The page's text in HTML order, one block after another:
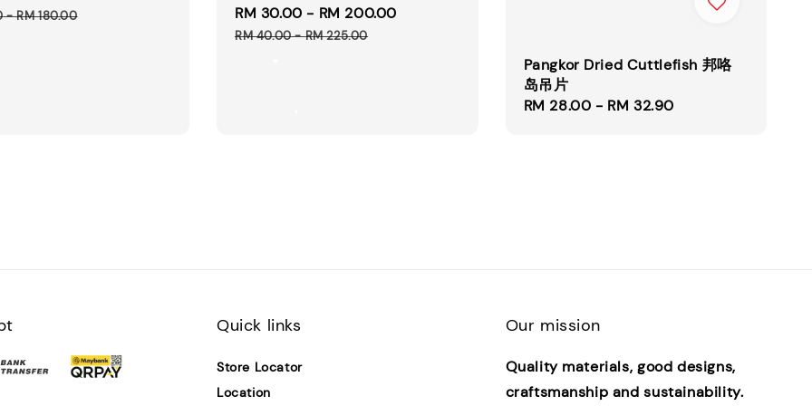
-RM 180.00
Sale
price
RM 30.00 - RM 200.00
RM 40.00-RM 225.00
Pangkor Dried Cuttlefish 邦咯
岛吊片
Regular
RM 28.00 - RM 32.90
Quick links
Store Locator
Location
Our mission
Quality materials, good designs,
craftsmanship and sustainability.